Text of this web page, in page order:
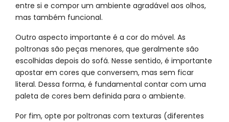
entre si e compor um ambiente agradável aos olhos,
mas também funcional.
Outro aspecto importante é a cor do móvel. As
poltronas são peças menores, que geralmente são
escolhidas depois do sofá. Nesse sentido, é importante
apostar em cores que conversem, mas sem ficar
literal. Dessa forma, é fundamental contar com uma
paleta de cores bem definida para o ambiente.
Por fim, opte por poltronas com texturas (diferentes